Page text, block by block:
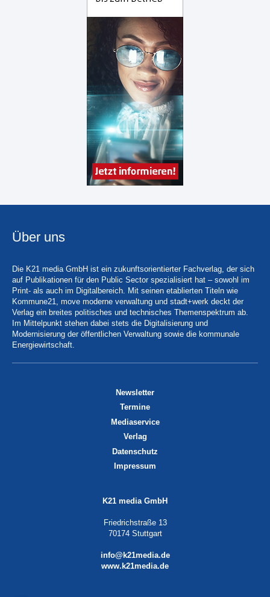
Über uns
Die K21 media GmbH ist ein zukunftsorientierter Fachverlag, der sich
auf Publikationen für den Public Sector spezialisiert hat – sowohl im
Print- als auch im Digitalbereich. Mit seinen etablierten Titeln wie
Kommune21, move moderne verwaltung und stadt+werk deckt der
Verlag ein breites politisches und technisches Themenspektrum ab.
Im Mittelpunkt stehen dabei stets die Digitalisierung und
Modernisierung der öffentlichen Verwaltung sowie die kommunale
Energiewirtschaft.
Newsletter
Termine
Mediaservice
Verlag
Datenschutz
Impressum
K21 media GmbH
Friedrichstraße 13
70174 Stuttgart
info@k21media.de
www.k21media.de